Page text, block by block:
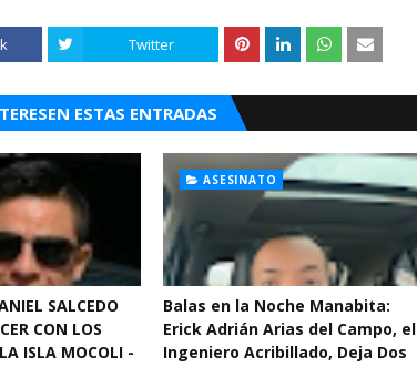
Twitter
ESTAS ENTRADAS
SALCEDO
CON LOS
ISLA MOCOLI -
ASESINATO
Balas en la Noche Manabita:
Erick Adrián Arias del Campo, el
Ingeniero Acribillado, Deja Dos